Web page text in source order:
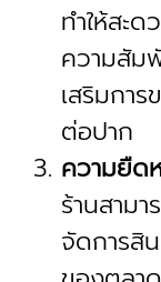
ทำให้สะด
ความสัม
เสริมกา
ต่อปาก
ความยืด
ร้านสาม
จัดการสิ